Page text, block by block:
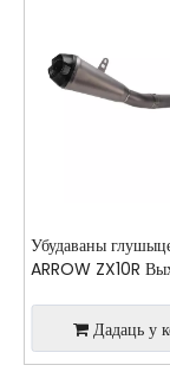
Убудаваны
ARROW ZX10R
сярэдзіне хваста з
мадыфікаванай
Дадаць у